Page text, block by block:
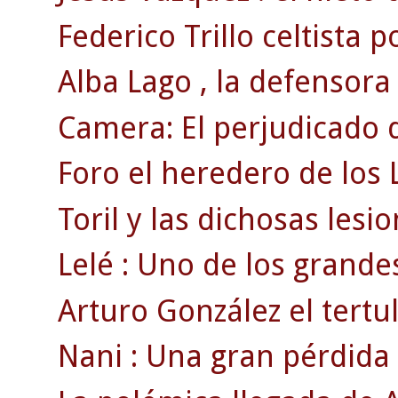
Federico Trillo celtista
Alba Lago , la
Camera: El perjudicado
Foro el heredero de los
Toril y las dichosas
Lelé : Uno de los
Arturo González el
Nani : Una gran